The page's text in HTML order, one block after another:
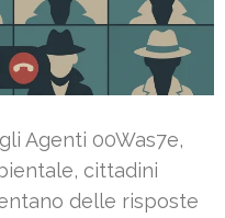
Agenti 00Was7e,
cittadini
delle risposte